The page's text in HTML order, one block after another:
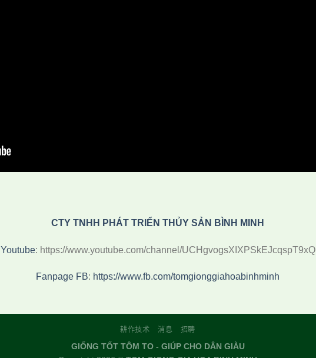
CTY TNHH PHÁT TRIỂN THỦY SẢN BÌNH MINH
Youtube: https://www.youtube.com/channel/UCHgvogsXIXPSkEJcqspT9xQ
Fanpage FB: https://www.fb.com/tomgionggiahoabinhminh
耕作技术 消息 招聘
GIỐNG TỐT TÔM TO - GIÚP CHO DÂN GIÀU